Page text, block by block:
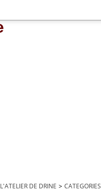
L'ATELIER DE DRINE > CATEGORIES